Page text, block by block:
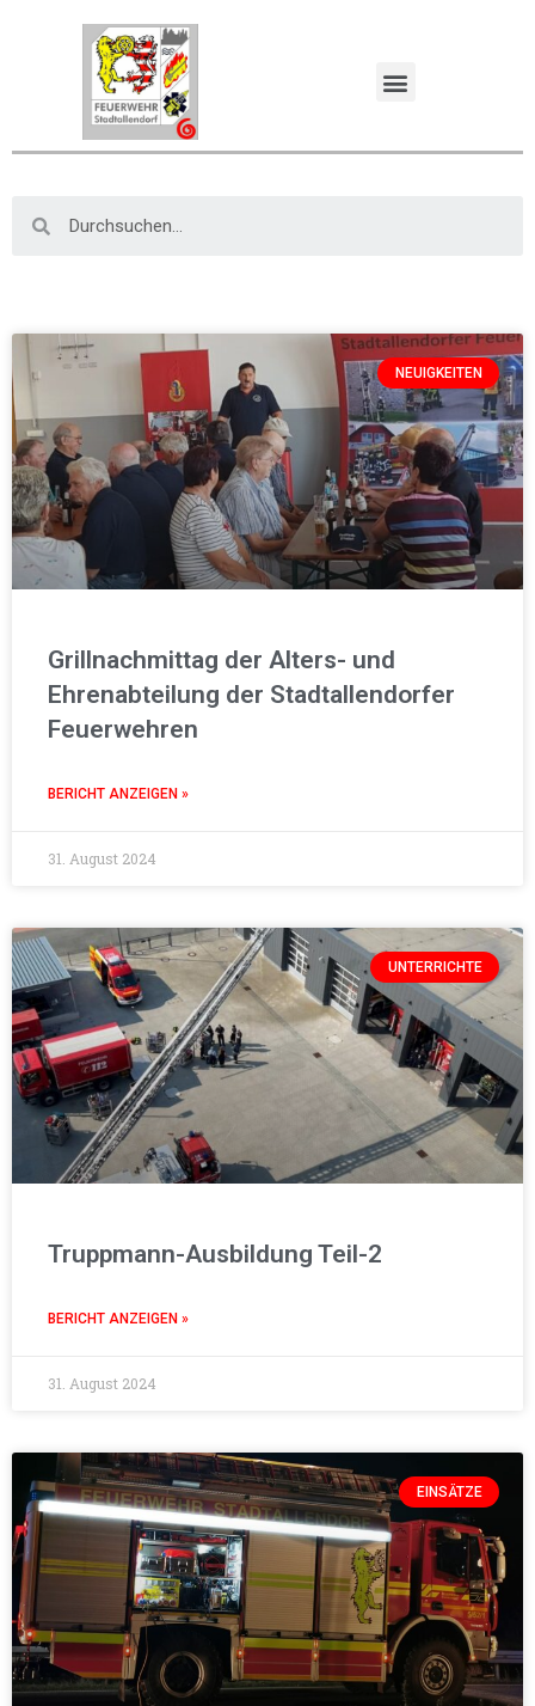
NEUIGKEITEN
Grillnachmittag der Alters- und
Ehrenabteilung der Stadtallendorfer
Feuerwehren
BERICHT ANZEIGEN »
31. August 2024
UNTERRICHTE
Truppmann-Ausbildung Teil-2
BERICHT ANZEIGEN »
31. August 2024
EINSÄTZE